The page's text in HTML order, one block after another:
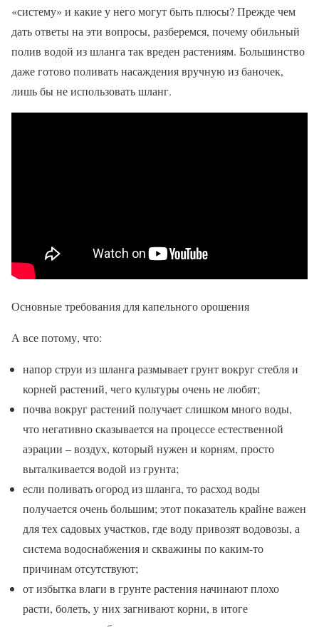
«систему» и какие у него могут быть плюсы? Прежде чем
дать ответы на эти вопросы, разберемся, почему обильный
полив водой из шланга так вреден растениям. Большинство
даже готово поливать насаждения вручную из баночек,
лишь бы не использовать шланг.
Основные требования для капельного орошения
А все потому, что:
напор струи из шланга размывает грунт вокруг стебля и
корней растений, чего культуры очень не любят;
почва вокруг растений получает слишком много воды,
что негативно сказывается на процессе естественной
аэрации – воздух, который нужен и корням, просто
выталкивается водой из грунта;
если поливать огород из шланга, то расход воды
получается очень большим; этот показатель крайне важен
для тех садовых участков, где воду привозят водовозы, а
система водоснабжения и скважины по каким-то
причинам отсутствуют;
от избытка влаги в грунте растения начинают плохо
расти, болеть, у них загнивают корни, в итоге